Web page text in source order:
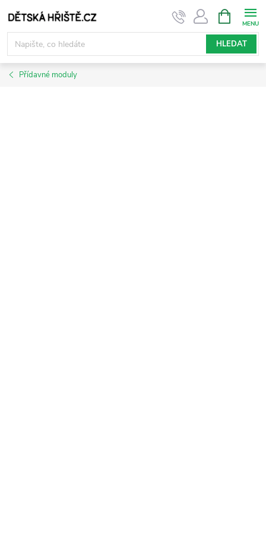
na
obsah
HLEDAT
NÁKUPNÍ
KOŠÍK
Přídavné moduly